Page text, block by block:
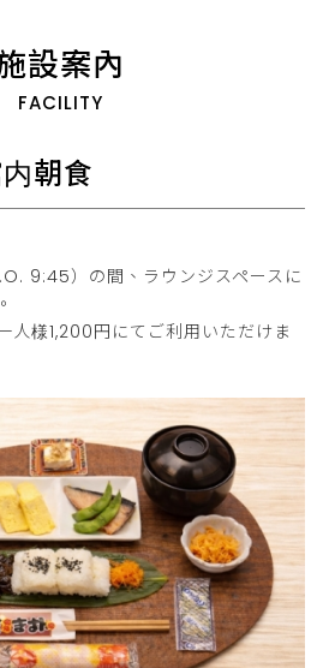
設案內
FACILITY
朝食
9:45）の間、ラウンジスペースに
人様1,200円にてご利用いただけま